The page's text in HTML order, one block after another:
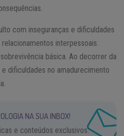
com inseguranças e dificuldades
interpessoais.
básica. Ao decorrer da
dificuldades no amadurecimento
NA SUA INBOX!
e conteúdos exclusivos.